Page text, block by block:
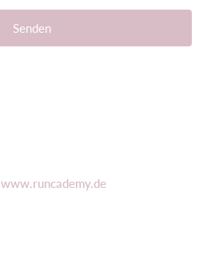
Senden
www.runcademy.de